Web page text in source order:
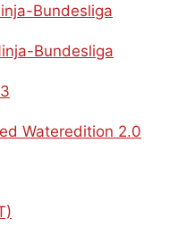
Bundesliga
Bundesliga
Wateredition 2.0